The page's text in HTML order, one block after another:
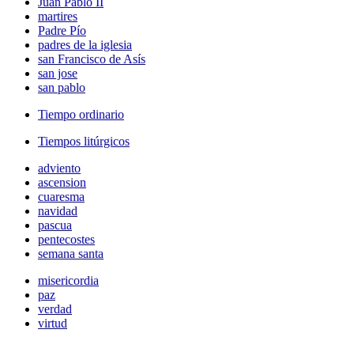
martires
Padre Pío
padres de la iglesia
san Francisco de Asís
san jose
san pablo
Tiempo ordinario
Tiempos litúrgicos
adviento
ascension
cuaresma
navidad
pascua
pentecostes
semana santa
misericordia
paz
verdad
virtud